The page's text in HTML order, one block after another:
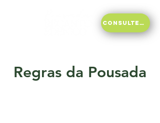
Consulte disponibilidade
Regras da Pousada